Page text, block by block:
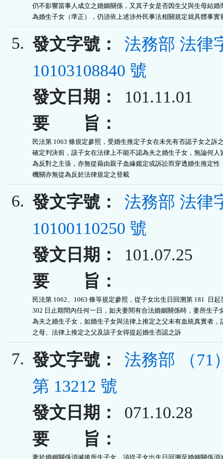
仍不影響當事人成立之婚姻關係，又其子女是否因生父與生母結婚
為婚生子女（準正），仍須依上述涉外民事法相關規定就具體事實
5. 發文字號：
法務部 法律
10103108840 號
發文日期：
101.11.01
要 旨：
民法第 1063 條規定參照，受婚生推定子女在未先有否認子女之訴
確定判決前，該子女在法律上不能不認為夫之婚生子女，無論何人
為反對之主張，亦無從藉由親子血緣鑑定或訴訟而穿透婚生推定性
機關亦無從為反於法律規定之登載
6. 發文字號：
法務部 法律
10100110250 號
發文日期：
101.07.25
要 旨：
民法第 1062、1063 條等規定參照，從子女出生日回溯第 181  日起
302 日止期間內任何一日，如夫妻間有合法婚姻關係時，妻所生子
為夫之婚生子女，如婚生子女與法律上推定之父未有血統真實者，
之母、法律上推定之父及該子女得提起婚生否認之訴
7. 發文字號：
法務部 （71
第 13212 號
發文日期：
071.10.28
要 旨：
妻於婚姻關係消滅後所生子女，須從子女出生日回溯至婚姻關係消